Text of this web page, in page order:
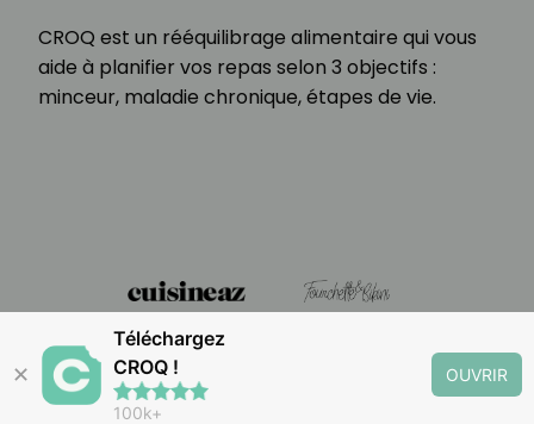
CROQ est un rééquilibrage alimentaire qui vous
aide à planifier vos repas selon 3 objectifs :
minceur, maladie chronique, étapes de vie.
✕
Téléchargez
CROQ !
100k+
OUVRIR